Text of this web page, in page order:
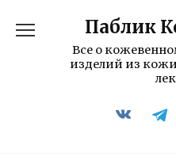
содержанию
Паблик
Все о
изделий из